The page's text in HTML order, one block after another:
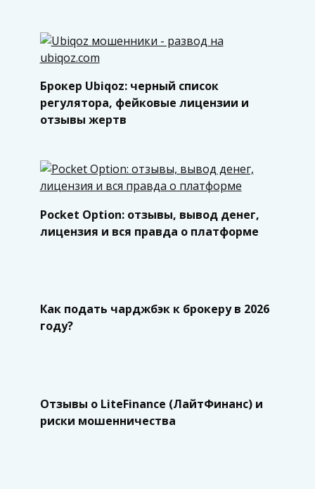
Брокер Ubiqoz: черный список
регулятора, фейковые лицензии и
отзывы жертв
Pocket Option: отзывы, вывод денег,
лицензия и вся правда о платформе
Как подать чарджбэк к брокеру в 2026
году?
Отзывы о LiteFinance (ЛайтФинанс) и
риски мошенничества